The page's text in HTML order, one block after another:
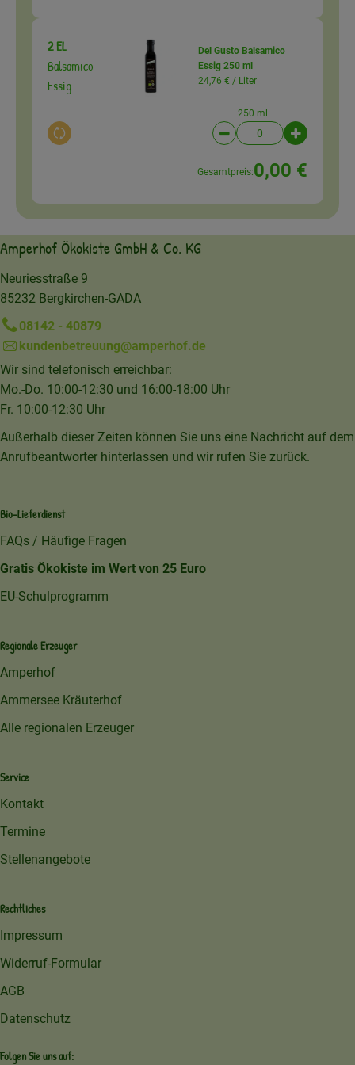
2 EL
Balsamico-
Essig
Auswahl ändern
Del Gusto Balsamico
Essig 250 ml
24,76 € / Liter
250 ml
Artikelanzahl
Gesamtpreis:0,00 €
Amperhof Ökokiste GmbH & Co. KG
Neuriesstraße 9
85232 Bergkirchen-GADA
08142 - 40879
kundenbetreuung@amperhof.de
Wir sind telefonisch erreichbar:
Mo.-Do. 10:00-12:30 und 16:00-18:00 Uhr
Fr. 10:00-12:30 Uhr
Außerhalb dieser Zeiten können Sie uns eine Nachricht auf dem
Anrufbeantworter hinterlassen und wir rufen Sie zurück.
Bio-Lieferdienst
FAQs / Häufige Fragen
Gratis Ökokiste im Wert von 25 Euro
EU-Schulprogramm
Regionale Erzeuger
Amperhof
Ammersee Kräuterhof
Alle regionalen Erzeuger
Service
Kontakt
Termine
Stellenangebote
Rechtliches
Impressum
Widerruf-Formular
AGB
Datenschutz
Folgen Sie uns auf: